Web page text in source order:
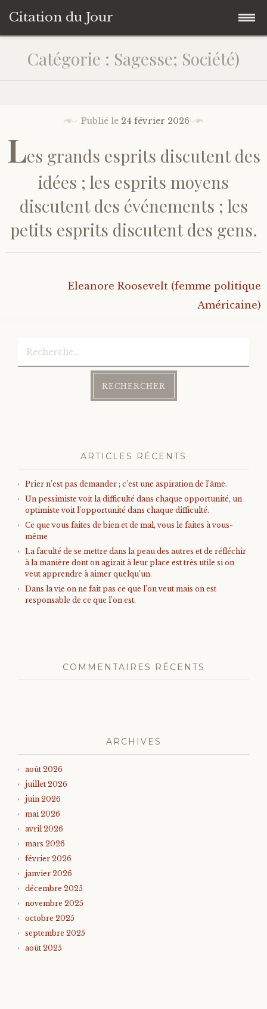
Citation du Jour
Accéder
contenu
Accueil
Savoir-être
Connaissance de soi
Moment présent
Mission de vie
Emotions
Catégorie : Sagesse; Société)
Publié le 24 février 2026
Les grands esprits discutent des
idées ; les esprits moyens
discutent des événements ; les
petits esprits discutent des gens.
Eleanore Roosevelt (femme politique
Américaine)
ARTICLES RÉCENTS
Prier n’est pas demander ; c’est une aspiration de l’âme.
Un pessimiste voit la difficulté dans chaque opportunité, un
optimiste voit l’opportunité dans chaque difficulté.
Ce que vous faites de bien et de mal, vous le faites à vous-
même
La faculté de se mettre dans la peau des autres et de réfléchir
à la manière dont on agirait à leur place est très utile si on
veut apprendre à aimer quelqu’un.
Dans la vie on ne fait pas ce que l’on veut mais on est
responsable de ce que l’on est.
COMMENTAIRES RÉCENTS
ARCHIVES
août 2026
juillet 2026
juin 2026
mai 2026
avril 2026
mars 2026
février 2026
janvier 2026
décembre 2025
novembre 2025
octobre 2025
septembre 2025
août 2025